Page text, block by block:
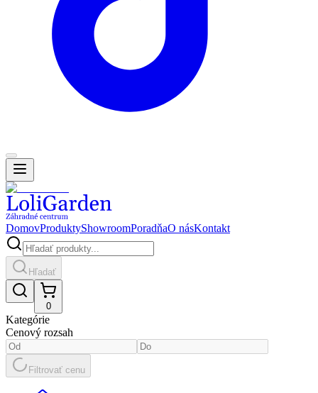
DomovProduktyShowroomPoradňaO násKontakt
Hľadať
0
Kategórie
Cenový rozsah
Filtrovať cenu